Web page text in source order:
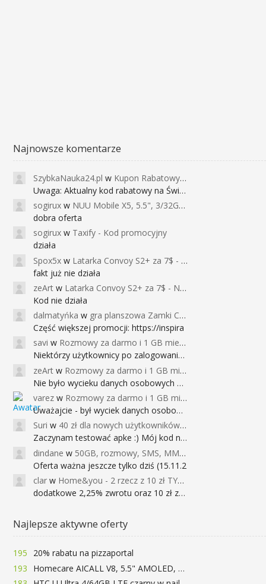
Najnowsze komentarze
SzybkaNauka24.pl w Kupon Rabatowy na Kurs Angielskiego dla Dzieci - FunEnglish
Uwaga: Aktualny kod rabatowy na Święta (
sogirux w NUU Mobile X5, 5.5", 3/32GB, czujnik linii papilarnych, 2950mAh, aparat 13MP za 267zł - Banggood
dobra oferta
sogirux w Taxify - Kod promocyjny
działa
Spox5x w Latarka Convoy S2+ za 7$ - Najniższa cena od 2017r
fakt już nie działa
zeArt w Latarka Convoy S2+ za 7$ - Najniższa cena od 2017r
Kod nie działa
dalmatyńka w gra planszowa Zamki Caladale za 39zł
Część większej promocji: https://inspira
savi w Rozmowy za darmo i 1 GB miesięcznie
Niektórzy użytkownicy po zalogowaniu do
zeArt w Rozmowy za darmo i 1 GB miesięcznie
Nie było wycieku danych osobowych a nieo
varez w Rozmowy za darmo i 1 GB miesięcznie
Uważajcie - był wyciek danych osobowych
Suri w 40 zł dla nowych użytkowników Google Pay (dawniej Android Pay)
Zaczynam testować apke :) Mój kod na 40
dindane w 50GB, rozmowy, SMS, MMS bez limitu przez 6 miesięcy za darmo za przeniesienie numeru do Play NEXT
Oferta ważna jeszcze tylko dziś (15.11.2
clar w Home&you - 2 rzecz z 10 zł TYLKO DZISIAJ
dodatkowe 2,25% zwrotu oraz 10 zł za r
Najlepsze aktywne oferty
195
20% rabatu na pizzaportal
193
Homecare AICALL V8, 5.5" AMOLED, 4/128GB, Snapdragon 652, LTE, QC3.0, 3400mAh za 416zł